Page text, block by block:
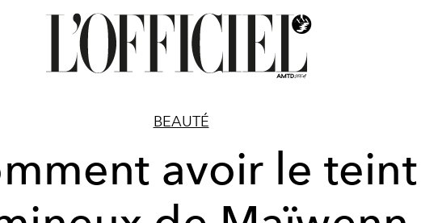
BEAUTÉ
avoir le teint